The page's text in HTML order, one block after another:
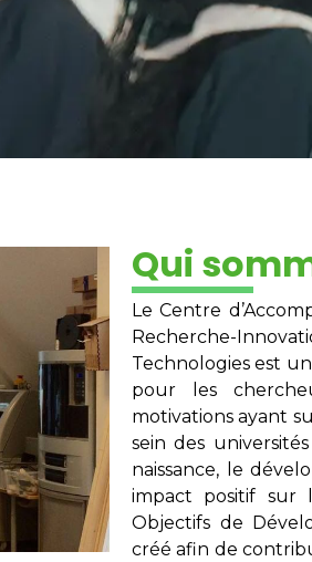
Qui
Le Centre
Recherche-
Technologies est
pour les
motivations ayant
sein des
naissance, le
impact positif sur
Objectifs de
créé afin de